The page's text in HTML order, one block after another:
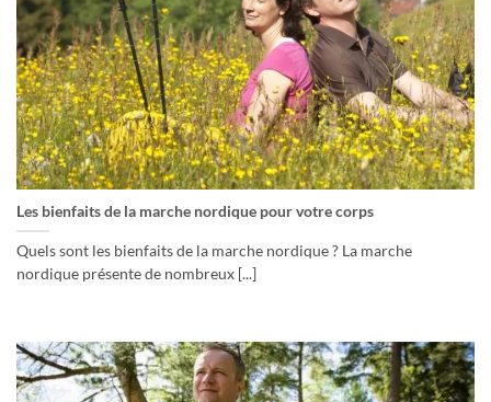
Les bienfaits de la marche nordique pour votre corps
Quels sont les bienfaits de la marche nordique ? La marche
nordique présente de nombreux [...]